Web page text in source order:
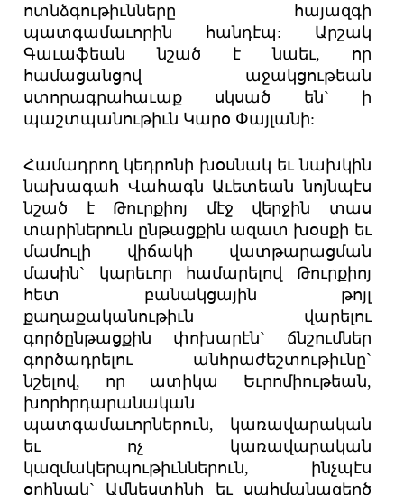
ոտնձգութիւնները հայազգի
պատգամաւորին հանդէպ: Արշակ
Գաւաֆեան նշած է նաեւ, որ
համացանցով աջակցութեան
ստորագրահաւաք սկսած են` ի
պաշտպանութիւն Կարօ Փայլանի:
Համադրող կեդրոնի խօսնակ եւ նախկին
նախագահ Վահագն Աւետեան նոյնպէս
նշած է Թուրքիոյ մէջ վերջին տաս
տարիներուն ընթացքին ազատ խօսքի եւ
մամուլի վիճակի վատթարացման
մասին` կարեւոր համարելով Թուրքիոյ
հետ բանակցային թոյլ
քաղաքականութիւն վարելու
գործընթացքին փոխարէն` ճնշումներ
գործադրելու անհրաժեշտութիւնը`
նշելով, որ ատիկա Եւրոմիութեան,
խորհրդարանական
պատգամաւորներուն, կառավարական
եւ ոչ կառավարական
կազմակերպութիւններուն, ինչպէս
օրինակ` Ամնեստինի եւ սահմանազերծ